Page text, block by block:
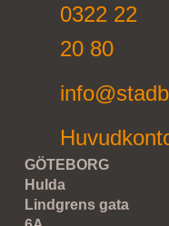
0322 22
20 80
GÖTEBORG
Hulda
Lindgrens gata